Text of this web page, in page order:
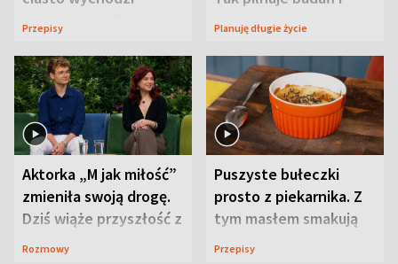
wyjątkowo wilgotne
Przepisy
wizyt
Planuję długie życie
Aktorka „M jak miłość”
zmieniła swoją drogę.
Dziś wiąże przyszłość z
neurobiologią
Rozmowy
Puszyste bułeczki
prosto z piekarnika. Z
tym masłem smakują
jeszcze lepiej
Przepisy